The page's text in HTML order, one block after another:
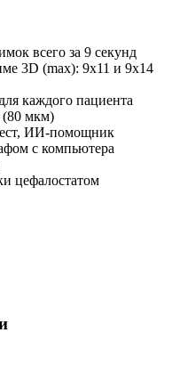
всего за 9 секунд
3D (max): 9x11 и 9x14
каждого пациента
мкм)
ИИ-помощник
с компьютера
цефалостатом